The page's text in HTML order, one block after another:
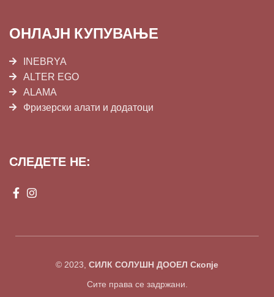
ОНЛАЈН КУПУВАЊЕ
INEBRYA
ALTER EGO
ALAMA
Фризерски алати и додатоци
СЛЕДЕТЕ НЕ:
© 2023, СИЛК СОЛУШН ДООЕЛ Скопје
Сите права се задржани.